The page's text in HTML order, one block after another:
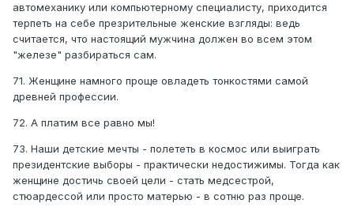
автомеханику или компьютерному специалисту, приходится
терпеть на себе презрительные женские взгляды: ведь
считается, что настоящий мужчина должен во всем этом
"железе" разбираться сам.
71. Женщине намного проще овладеть тонкостями самой
древней профессии.
72. А платим все равно мы!
73. Наши детские мечты - полететь в космос или выиграть
президентские выборы - практически недостижимы. Тогда как
женщине достичь своей цели - стать медсестрой,
стюардессой или просто матерью - в сотню раз проще.